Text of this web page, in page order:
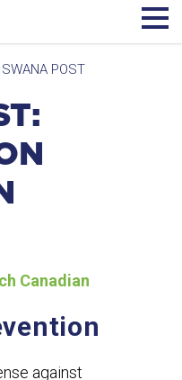
SWANA POST
Canadian
against